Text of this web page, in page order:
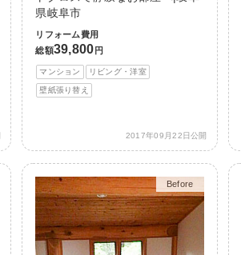
県岐阜市
リフォーム費用
総額39,800 円
マンション リビング・洋室
壁紙張り替え
2017年09月22日公開
Before
After